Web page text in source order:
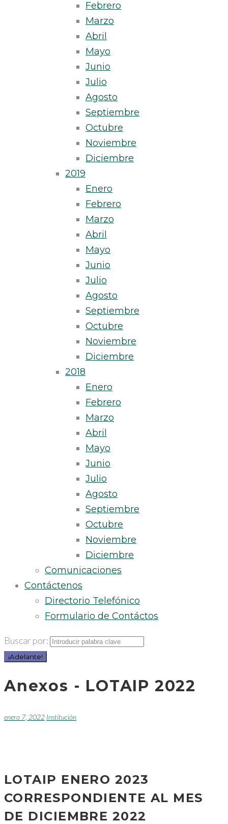
Febrero
Marzo
Abril
Mayo
Junio
Julio
Agosto
Septiembre
Octubre
Noviembre
Diciembre
2019
Enero
Febrero
Marzo
Abril
Mayo
Junio
Julio
Agosto
Septiembre
Octubre
Noviembre
Diciembre
2018
Enero
Febrero
Marzo
Abril
Mayo
Junio
Julio
Agosto
Septiembre
Octubre
Noviembre
Diciembre
Comunicaciones
Contáctenos
Directorio Telefónico
Formulario de Contáctos
Buscar por:
¡Adelante!
Anexos - LOTAIP 2022
enero 7, 2022 Institución
LOTAIP ENERO 2023
CORRESPONDIENTE AL MES
DE DICIEMBRE 2022